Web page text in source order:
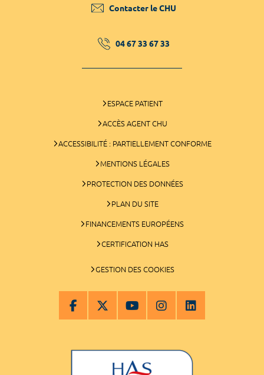
Contacter le CHU
04 67 33 67 33
ESPACE PATIENT
ACCÈS AGENT CHU
ACCESSIBILITÉ : PARTIELLEMENT CONFORME
MENTIONS LÉGALES
PROTECTION DES DONNÉES
PLAN DU SITE
FINANCEMENTS EUROPÉENS
CERTIFICATION HAS
GESTION DES COOKIES